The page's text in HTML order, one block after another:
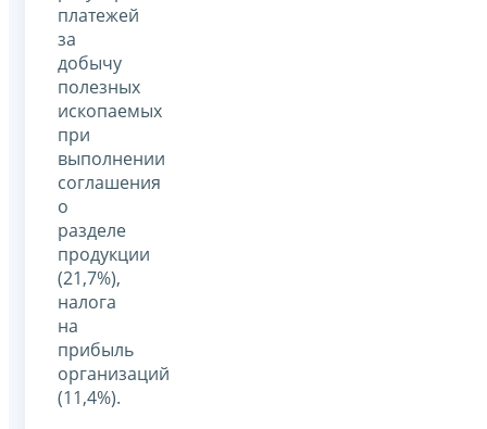
платежей
за
добычу
полезных
ископаемых
при
выполнении
соглашения
о
разделе
продукции
(21,7%),
налога
на
прибыль
организаций
(11,4%).